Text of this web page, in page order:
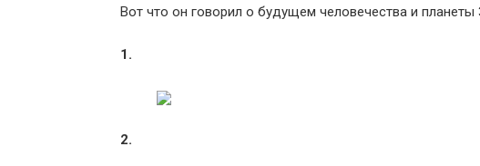
Вот что он говорил о будущем человечества и планеты
1.
2.